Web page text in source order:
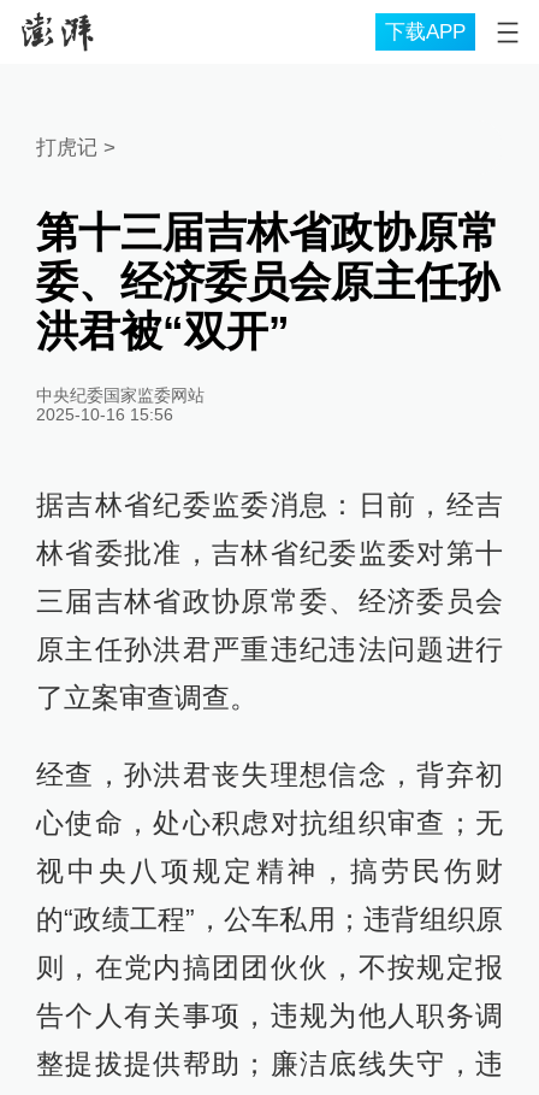
下载APP
打虎记>
第十三届吉林省政协原常
委、经济委员会原主任孙
洪君被“双开”
中央纪委国家监委网站
2025-10-16 15:56
据吉林省纪委监委消息：日前，经吉
林省委批准，吉林省纪委监委对第十
三届吉林省政协原常委、经济委员会
原主任孙洪君严重违纪违法问题进行
了立案审查调查。
经查，孙洪君丧失理想信念，背弃初
心使命，处心积虑对抗组织审查；无
视中央八项规定精神，搞劳民伤财
的“政绩工程”，公车私用；违背组织原
则，在党内搞团团伙伙，不按规定报
告个人有关事项，违规为他人职务调
整提拔提供帮助；廉洁底线失守，违